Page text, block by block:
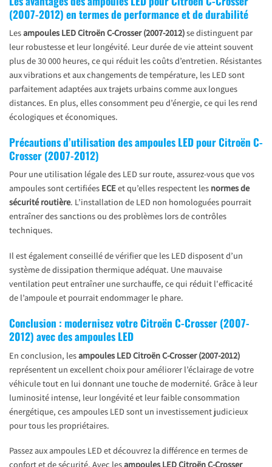
(2007-2012) en termes de performance et de durabilité
Lesampoules LED Citroën C-Crosser (2007-2012)se distinguent par
leur robustesse et leur longévité. Leur durée de vie atteint souvent
plus de 30 000 heures, ce qui réduit les coûts d’entretien. Résistantes
aux vibrations et aux changements de température, les LED sont
parfaitement adaptées aux trajets urbains comme aux longues
distances. En plus, elles consomment peu d’énergie, ce qui les rend
écologiques et économiques.
Précautions d’utilisation des ampoules LED pour Citroën C-
Crosser (2007-2012)
Pour une utilisation légale des LED sur route, assurez-vous que vos
ampoules sont certifiées ECEet qu’elles respectent les normes de
sécurité routière. L’installation de LED non homologuées pourrait
entraîner des sanctions ou des problèmes lors de contrôles
techniques.
Il est également conseillé de vérifier que les LED disposent d’un
système de dissipation thermique adéquat. Une mauvaise
ventilation peut entraîner une surchauffe, ce qui réduit l'efficacité
de l’ampoule et pourrait endommager le phare.
Conclusion : modernisez votre Citroën C-Crosser (2007-
2012) avec des ampoules LED
En conclusion, lesampoules LED Citroën C-Crosser (2007-2012)
représentent un excellent choix pour améliorer l’éclairage de votre
véhicule tout en lui donnant une touche de modernité. Grâce à leur
luminosité intense, leur longévité et leur faible consommation
énergétique, ces ampoules LED sont un investissement judicieux
pour tous les propriétaires.
Passez aux ampoules LED et découvrez la différence en termes de
confort et de sécurité. Avec lesampoules LED Citroën C-Crosser